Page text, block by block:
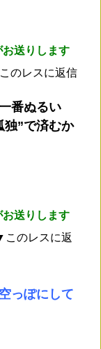
送りします
のレスに返信
番ぬるい
独”で済むか
送りします
このレスに返
っぽにして